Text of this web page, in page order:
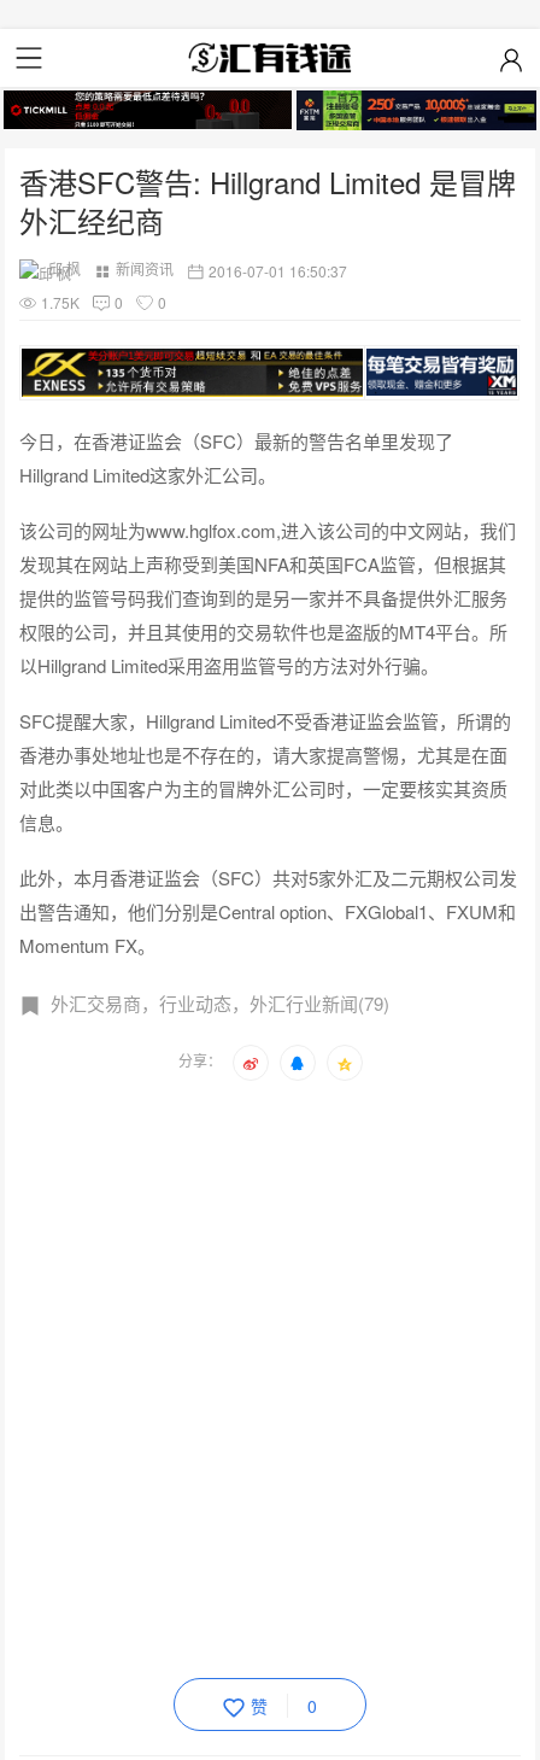
香港SFC警告: Hillgrand Limited 是冒牌
外汇经纪商
邱 枫 新闻资讯
2016-07-01 16:50:37
1.75K
0 0
今日，在香港证监会（SFC）最新的警告名单里发现了
Hillgrand Limited这家外汇公司。
该公司的网址为www.hglfox.com,进入该公司的中文网站，我们
发现其在网站上声称受到美国NFA和英国FCA监管，但根据其
提供的监管号码我们查询到的是另一家并不具备提供外汇服务
权限的公司，并且其使用的交易软件也是盗版的MT4平台。所
以Hillgrand Limited采用盗用监管号的方法对外行骗。
SFC提醒大家，Hillgrand Limited不受香港证监会监管，所谓的
香港办事处地址也是不存在的，请大家提高警惕，尤其是在面
对此类以中国客户为主的冒牌外汇公司时，一定要核实其资质
信息。
此外，本月香港证监会（SFC）共对5家外汇及二元期权公司发
出警告通知，他们分别是Central option、FXGlobal1、FXUM和
Momentum FX。
外汇交易商，行业动态，外汇行业新闻(79)
分享：
赞 0